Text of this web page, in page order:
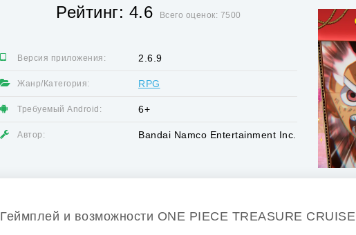
Рейтинг: 4.6 Всего оценок: 7500
Версия приложения: 2.6.9
Жанр/Категория: RPG
Требуемый Android: 6+
Автор: Bandai Namco Entertainment Inc.
Геймплей и возможности ONE PIECE TREASURE CRUISE